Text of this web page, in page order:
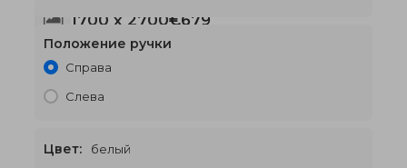
1700 x 2700€679
Положение ручки
Справа
Слева
Цвет: белый